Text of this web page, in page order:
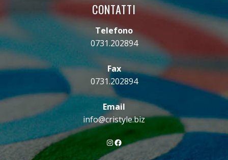
CONTATTI
Telefono
0731.202894
Fax
0731.202894
Email
info@cristyle.biz
Instagram
Facebook